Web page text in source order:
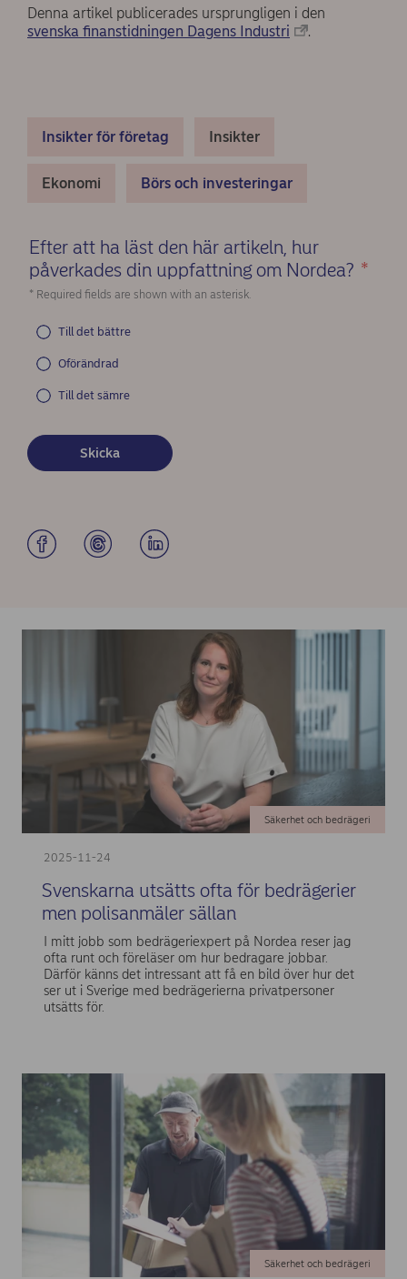
Denna artikel publicerades ursprungligen i den
svenska finanstidningen Dagens Industri
.
Insikter för företag Insikter
Ekonomi Börs och investeringar
Efter att ha läst den här artikeln, hur
påverkades din uppfattning om Nordea? *
* Required fields are shown with an asterisk.
Till det bättre
Oförändrad
Till det sämre
2025-11-24
Säkerhet och bedrägeri
Svenskarna utsätts ofta för bedrägerier
men polisanmäler sällan
I mitt jobb som bedrägeriexpert på Nordea reser jag
ofta runt och föreläser om hur bedragare jobbar.
Därför känns det intressant att få en bild över hur det
ser ut i Sverige med bedrägerierna privatpersoner
utsätts för.
Säkerhet och bedrägeri